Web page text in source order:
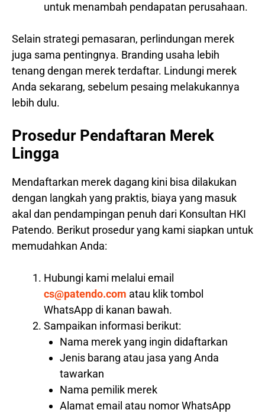
untuk menambah pendapatan perusahaan.
Selain strategi pemasaran, perlindungan merek
juga sama pentingnya. Branding usaha lebih
tenang dengan merek terdaftar. Lindungi merek
Anda sekarang, sebelum pesaing melakukannya
lebih dulu.
Prosedur Pendaftaran Merek
Lingga
Mendaftarkan merek dagang kini bisa dilakukan
dengan langkah yang praktis, biaya yang masuk
akal dan pendampingan penuh dari Konsultan HKI
Patendo. Berikut prosedur yang kami siapkan untuk
memudahkan Anda:
Hubungi kami melalui email
cs@patendo.com atau klik tombol
WhatsApp di kanan bawah.
Sampaikan informasi berikut:
Nama merek yang ingin didaftarkan
Jenis barang atau jasa yang Anda
tawarkan
Nama pemilik merek
Alamat email atau nomor WhatsApp